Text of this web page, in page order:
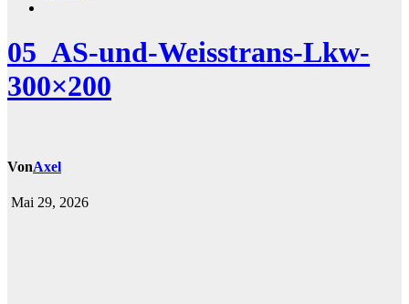
05_AS-und-Weisstrans-Lkw-
300×200
VonAxel
Mai 29, 2026